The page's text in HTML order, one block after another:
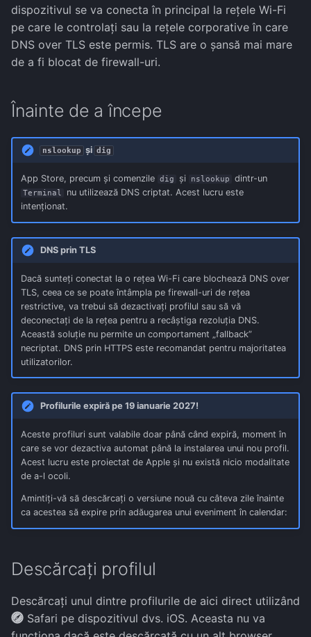
dispozitivul se va conecta în principal la rețele Wi-Fi
pe care le controlați sau la rețele corporative în care
DNS over TLS este permis. TLS are o șansă mai mare
de a fi blocat de firewall-uri.
Înainte de a începe
nslookup și dig
App Store, precum și comenzile dig și nslookup dintr-un
Terminal
nu utilizează DNS criptat. Acest lucru este
intenționat.
DNS prin TLS
Dacă sunteți conectat la o rețea Wi-Fi care blochează DNS over
TLS, ceea ce se poate întâmpla pe firewall-uri de rețea
restrictive, va trebui să dezactivați profilul sau să vă
deconectați de la rețea pentru a recâștiga rezoluția DNS.
Această soluție nu permite un comportament „fallback”
necriptat. DNS prin HTTPS este recomandat pentru majoritatea
utilizatorilor.
Profilurile expiră pe 19 ianuarie 2027!
Aceste profiluri sunt valabile doar până când expiră, moment în
care se vor dezactiva automat până la instalarea unui nou profil.
Acest lucru este proiectat de Apple și nu există nicio modalitate
de a-l ocoli.
Amintiți-vă să descărcați o versiune nouă cu câteva zile înainte
ca acestea să expire prin adăugarea unui eveniment în calendar:
Descărcați profilul
Descărcați unul dintre profilurile de aici direct utilizând
Safari pe dispozitivul dvs. iOS. Aceasta nu va